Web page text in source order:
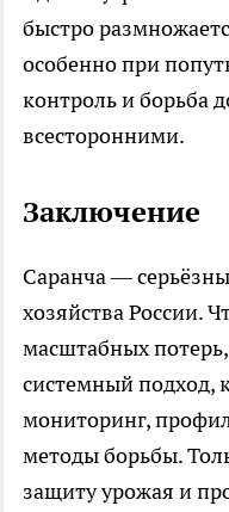
быстро
особенно при
контроль и борьба
всесторонними.
Заключение
Саранча —
хозяйства России.
масштабных
системный подход,
мониторинг,
методы борьбы.
защиту урожая и